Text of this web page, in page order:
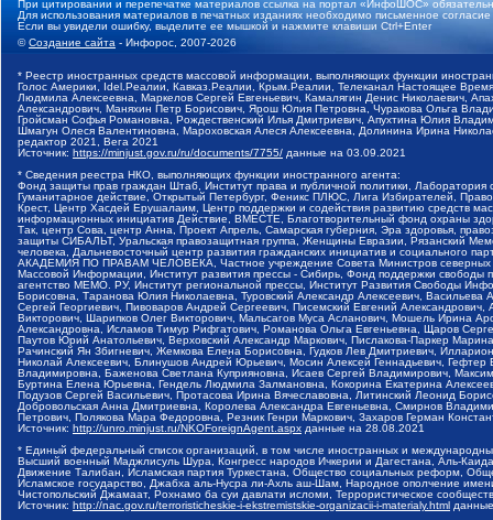
При цитировании и перепечатке материалов ссылка на портал «ИнфоШОС»
Для использования материалов в печатных изданиях необходимо письменное
Если вы увидели ошибку, выделите ее мышкой и нажмите клавиши Ctrl+Enter
©Создание сайта - Инфорос, 2007-2026
* Реестр иностранных средств массовой информации, выполняющих функции
Голос Америки, Idel.Реалии, Кавказ.Реалии, Крым.Реалии, Телеканал Настоящее
Людмила Алексеевна, Маркелов Сергей Евгеньевич, Камалягин Денис Николаевич,
Александрович, Маняхин Петр Борисович, Ярош Юлия Петровна, Чуракова Ольга
Гройсман Софья Романовна, Рождественский Илья Дмитриевич, Апухтина Юлия
Шмагун Олеся Валентиновна, Мароховская Алеся Алексеевна, Долинина Ирина
редактор 2021, Вега 2021
Источник: https://minjust.gov.ru/ru/documents/7755/ данные на 03.09.2021
* Сведения реестра НКО, выполняющих функции иностранного агента:
Фонд защиты прав граждан Штаб, Институт права и публичной политики,
Гуманитарное действие, Открытый Петербург, Феникс ПЛЮС, Лига Избирателей,
Крест, Центр Хасдей Ерушалаим, Центр поддержки и содействия развитию средств
информационных инициатив Действие, ВМЕСТЕ, Благотворительный фонд охраны
Так, центр Сова, центр Анна, Проект Апрель, Самарская губерния, Эра здоровья,
защиты СИБАЛЬТ, Уральская правозащитная группа, Женщины Евразии, Рязанский
человека, Дальневосточный центр развития гражданских инициатив и социального
АКАДЕМИЯ ПО ПРАВАМ ЧЕЛОВЕКА, Частное учреждение Совета Министров северных
Массовой Информации, Институт развития прессы - Сибирь, Фонд поддержки
агентство МЕМО. РУ, Институт региональной прессы, Институт Развития Свободы
Борисовна, Таранова Юлия Николаевна, Туровский Александр Алексеевич,
Сергей Георгиевич, Пивоваров Андрей Сергеевич, Писемский Евгений
Викторович, Шарипков Олег Викторович, Мальсагов Муса Асланович, Мошель Ирина
Александровна, Исламов Тимур Рифгатович, Романова Ольга Евгеньевна, Щаров
Паутов Юрий Анатольевич, Верховский Александр Маркович, Пислакова-Паркер
Рачинский Ян Збигневич, Жемкова Елена Борисовна, Гудков Лев Дмитриевич,
Николай Алексеевич, Блинушов Андрей Юрьевич, Мосин Алексей Геннадьевич,
Владимировна, Баженова Светлана Куприяновна, Исаев Сергей Владимирович,
Буртина Елена Юрьевна, Гендель Людмила Залмановна, Кокорина Екатерина
Подузов Сергей Васильевич, Протасова Ирина Вячеславовна, Литинский Леонид
Добровольская Анна Дмитриевна, Королева Александра Евгеньевна, Смирнов
Петрович, Полякова Мара Федоровна, Резник Генри Маркович, Захаров Герман
Источник: http://unro.minjust.ru/NKOForeignAgent.aspx данные на 28.08.2021
* Единый федеральный список организаций, в том числе иностранных и
Высший военный Маджлисуль Шура, Конгресс народов Ичкерии и Дагестана, Аль-
Движение Талибан, Исламская партия Туркестана, Общество социальных реформ,
Исламское государство, Джабха аль-Нусра ли-Ахль аш-Шам, Народное ополчение
Чистопольский Джамаат, Рохнамо ба суи давлати исломи, Террористическое
Источник: http://nac.gov.ru/terroristicheskie-i-ekstremistskie-organizacii-i-materialy.html